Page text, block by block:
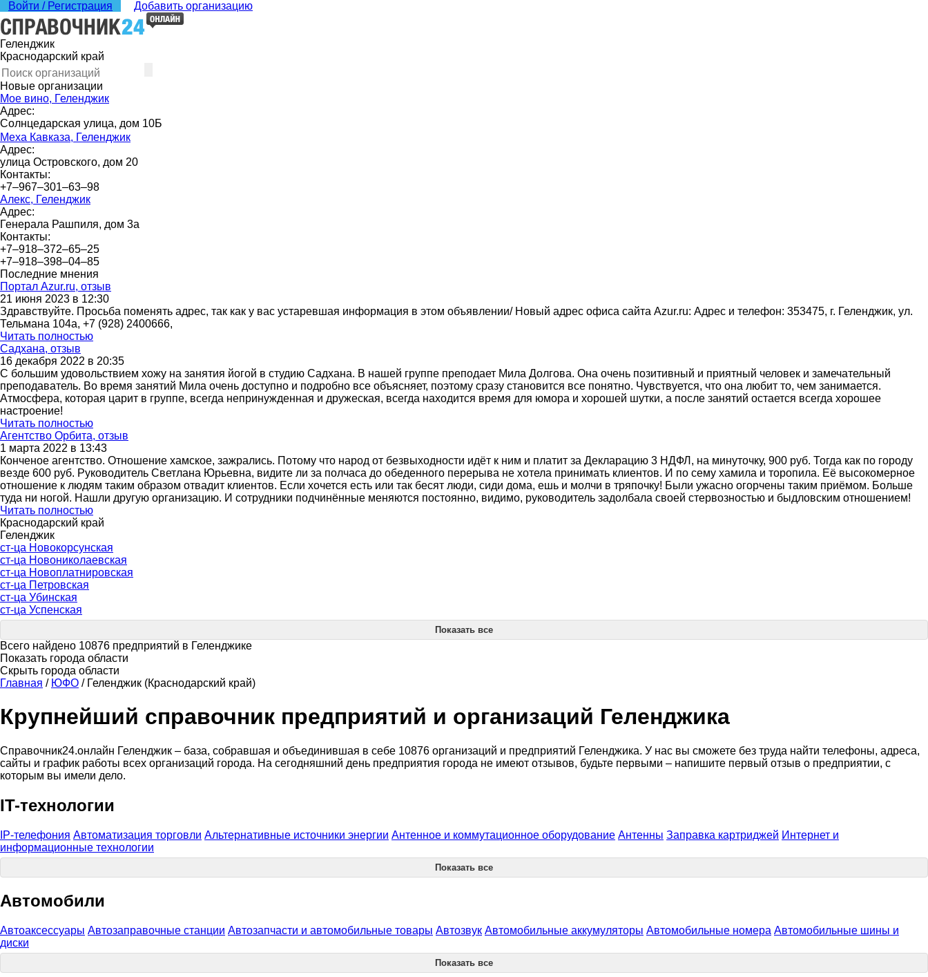
Войти / Регистрация Добавить организацию
Геленджик
Краснодарский край
Новые организации
Мое вино, Геленджик
Адрес:
Солнцедарская улица, дом 10Б
Меха Кавказа, Геленджик
Адрес:
улица Островского, дом 20
Контакты:
+7‒967‒301‒63‒98
Алекс, Геленджик
Адрес:
Генерала Рашпиля, дом 3а
Контакты:
+7‒918‒372‒65‒25
+7‒918‒398‒04‒85
Последние мнения
Портал Azur.ru, отзыв
21 июня 2023 в 12:30
Здравствуйте. Просьба поменять адрес, так как у вас устаревшая информация в этом объявлении/ Новый адрес офиса сайта Azur.ru: Адрес и телефон: 353475, г. Геленджик, ул.
Тельмана 104а, +7 (928) 2400666,
Читать полностью
Садхана, отзыв
16 декабря 2022 в 20:35
С большим удовольствием хожу на занятия йогой в студию Садхана. В нашей группе преподает Мила Долгова. Она очень позитивный и приятный человек и замечательный
преподаватель. Во время занятий Мила очень доступно и подробно все объясняет, поэтому сразу становится все понятно. Чувствуется, что она любит то, чем занимается.
Атмосфера, которая царит в группе, всегда непринужденная и дружеская, всегда находится время для юмора и хорошей шутки, а после занятий остается всегда хорошее
настроение!
Читать полностью
Агентство Орбита, отзыв
1 марта 2022 в 13:43
Конченое агентство. Отношение хамское, зажрались. Потому что народ от безвыходности идёт к ним и платит за Декларацию 3 НДФЛ, на минуточку, 900 руб. Тогда как по городу
везде 600 руб. Руководитель Светлана Юрьевна, видите ли за полчаса до обеденного перерыва не хотела принимать клиентов. И по сему хамила и торопила. Её высокомерное
отношение к людям таким образом отвадит клиентов. Если хочется есть или так бесят люди, сиди дома, ешь и молчи в тряпочку! Были ужасно огорчены таким приёмом. Больше
туда ни ногой. Нашли другую организацию. И сотрудники подчинённые меняются постоянно, видимо, руководитель задолбала своей стервозностью и быдловским отношением!
Читать полностью
Краснодарский край
Геленджик
ст-ца Новокорсунская
ст-ца Новониколаевская
ст-ца Новоплатнировская
ст-ца Петровская
ст-ца Убинская
ст-ца Успенская
Показать все
Всего найдено 10876 предприятий в Геленджике
Показать города области
Скрыть города области
Главная / ЮФО / Геленджик (Краснодарский край)
Крупнейший справочник предприятий и организаций Геленджика
Справочник24.онлайн Геленджик – база, собравшая и объединившая в себе 10876 организаций и предприятий Геленджика. У нас вы сможете без труда найти телефоны, адреса,
сайты и график работы всех организаций города. На сегодняшний день предприятия города не имеют отзывов, будьте первыми – напишите первый отзыв о предприятии, с
которым вы имели дело.
IT-технологии
IP-телефония Автоматизация торговли Альтернативные источники энергии Антенное и коммутационное оборудование Антенны Заправка картриджей Интернет и
информационные технологии
Показать все
Автомобили
Автоаксессуары Автозаправочные станции Автозапчасти и автомобильные товары Автозвук Автомобильные аккумуляторы Автомобильные номера Автомобильные шины и
диски
Показать все